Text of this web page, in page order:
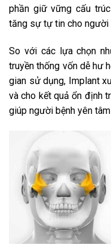
phần giữ vững cấu
tăng sự tự tin cho người
So với các lựa chọn
truyền thống vốn dễ hư
gian sử dụng, Implant
và cho kết quả ổn định
giúp người bệnh yên